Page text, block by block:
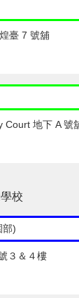
臺 7 號舖
Court 地下 A 號
校
部)
３＆４樓